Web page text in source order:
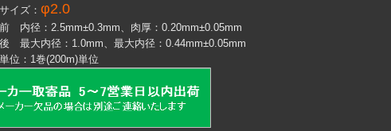
イズ： φ2.0
内径：2.5mm±0.3mm、肉厚：0.20mm±0.05mm
最大内径：1.0mm、最大内径：0.44mm±0.05mm
位：1巻(200m)単位